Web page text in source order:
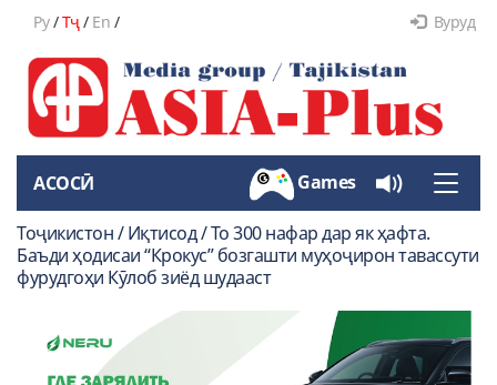
Ру/Тҷ/ En / Вуруд
Toggle
АСОСӢ Games
Тоҷикистон / Иқтисод / То 300 нафар дар як ҳафта.
Баъди ҳодисаи “Крокус” бозгашти муҳоҷирон тавассути
фурудгоҳи Кӯлоб зиёд шудааст